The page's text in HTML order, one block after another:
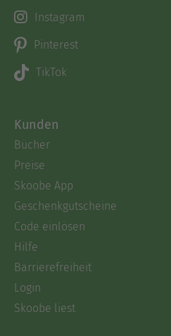
Instagram
Pinterest
TikTok
Kunden
Bücher
Preise
Skoobe App
Geschenkgutscheine
Code einlösen
Hilfe
Barrierefreiheit
Login
Skoobe liest